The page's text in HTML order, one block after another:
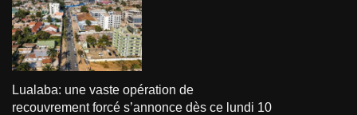
Lualaba: une vaste opération de
recouvrement forcé s’annonce dès ce lundi 10